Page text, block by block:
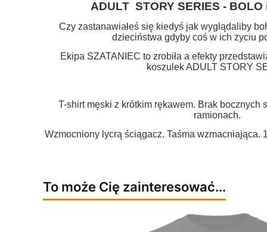
ADULT STORY SERIES - BOLO
Czy zastanawiałeś się kiedyś jak wyglądaliby
dzieciństwa gdyby coś w ich życiu
Ekipa SZATANIEC to zrobiła a efekty
koszulek ADULT STORY
T-shirt męski z krótkim rękawem. Brak bocznych
ramionach.
Wzmocniony lycrą ściągacz. Taśma wzmacniająca.
To może Cię zainteresować...